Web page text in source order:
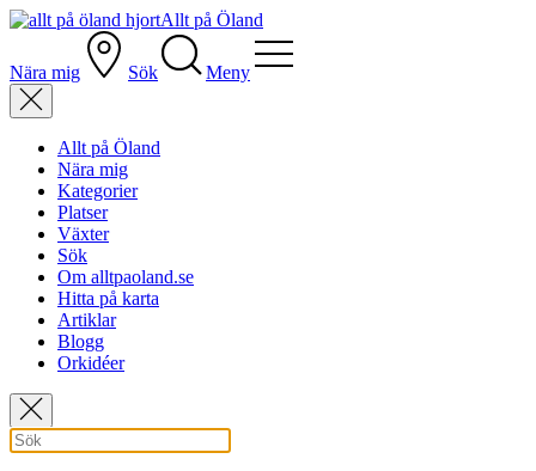
Allt på Öland
Nära mig Sök Meny
Allt på Öland
Nära mig
Kategorier
Platser
Växter
Sök
Om alltpaoland.se
Hitta på karta
Artiklar
Blogg
Orkidéer